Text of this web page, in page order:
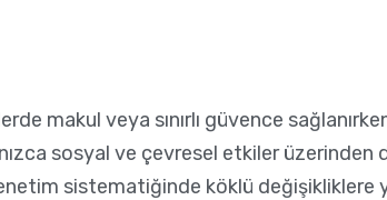
makul veya sınırlı güvence
sosyal ve çevresel etkiler
sistematiğinde köklü değişikliklere